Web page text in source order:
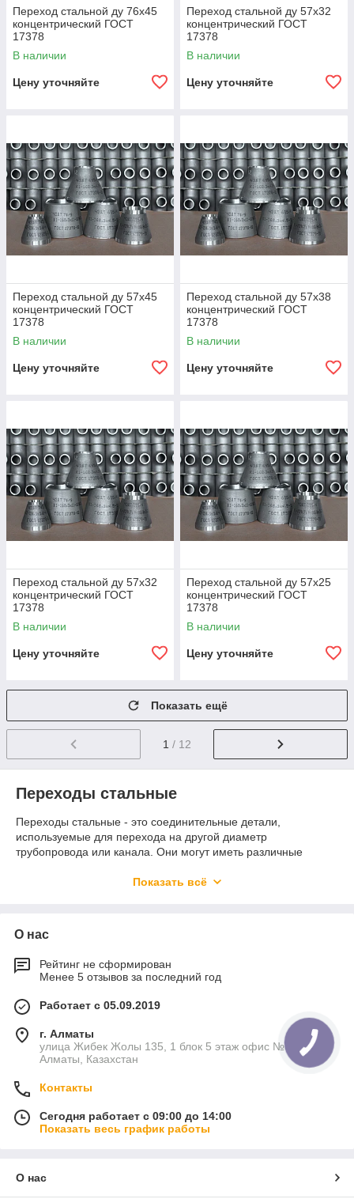
Переход стальной ду 76х45
концентрический ГОСТ
17378
В наличии
Цену уточняйте
Переход стальной ду 57х32
концентрический ГОСТ
17378
В наличии
Цену уточняйте
Переход стальной ду 57х45
концентрический ГОСТ
17378
В наличии
Цену уточняйте
Переход стальной ду 57х38
концентрический ГОСТ
17378
В наличии
Цену уточняйте
Переход стальной ду 57х32
концентрический ГОСТ
17378
В наличии
Цену уточняйте
Переход стальной ду 57х25
концентрический ГОСТ
17378
В наличии
Цену уточняйте
Показать ещё
1 / 12
Переходы стальные
Переходы стальные - это соединительные детали,
используемые для перехода на другой диаметр
трубопровода или канала. Они могут иметь различные
требований и условий применения.
которых центры обоих концов находятся на одной оси.
одинакового диаметра.
которых центры обоих концов расположены на разных
трубопроводов разных диаметров с различными
высотами расположения.
Редукционные переходы - это переходы, в которых
диаметр трубопровода сужается или расширяется.
трубопровода в определенном месте.
Угловые переходы - это переходы, имеющие изгиб
Показать всё
О нас
Рейтинг не сформирован
Менее 5 отзывов за последний год
Работает с 05.09.2019
г. Алматы
улица Жибек Жолы 135, 1 блок 5 этаж офис №5К,
Алматы, Казахстан
Контакты
Сегодня работает с 09:00 до 14:00
Показать весь график работы
О нас